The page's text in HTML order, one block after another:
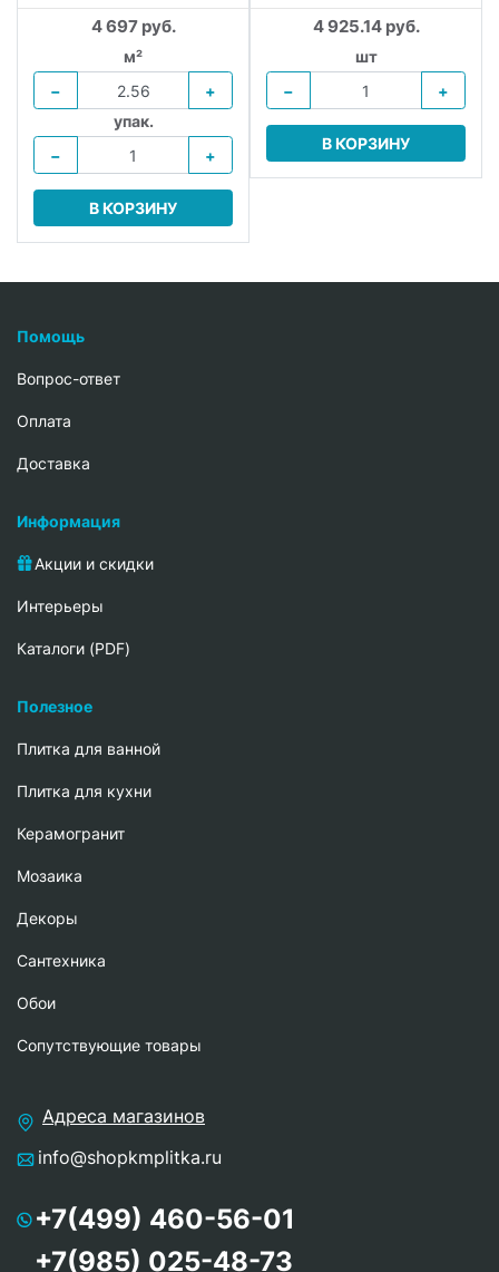
4 697 руб.
м²
−
+
упак.
−
+
В КОРЗИНУ
4 925.14 руб.
шт
−
+
В КОРЗИНУ
Помощь
Вопрос-ответ
Oплата
Доставка
Информация
Акции и скидки
Интерьеры
Каталоги (PDF)
Полезное
Плитка для ванной
Плитка для кухни
Керамогранит
Мозаика
Декоры
Сантехника
Обои
Сопутствующие товары
Адреса магазинов
info@shopkmplitka.ru
+7(499) 460-56-01
+7(985) 025-48-73